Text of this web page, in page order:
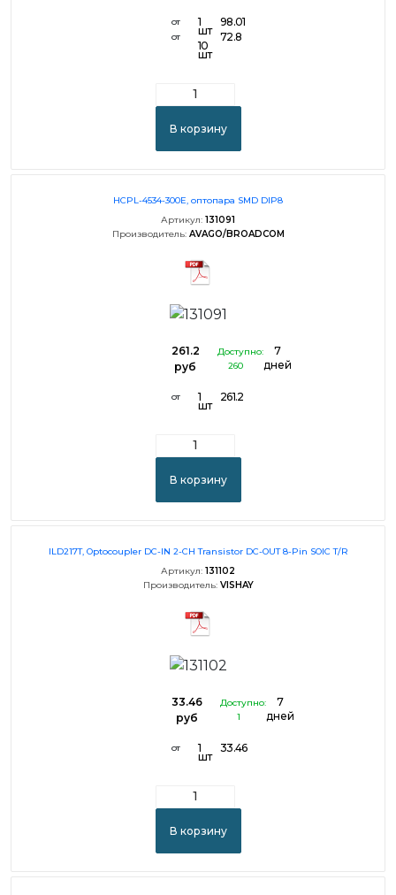
от
от
1
шт
10
шт
98.01
72.8
В корзину
HCPL-4534-300E, оптопара SMD DIP8
Артикул: 131091
Производитель: AVAGO/BROADCOM
261.2
руб
Доступно:
260
7
дней
от 1
шт
261.2
В корзину
ILD217T, Optocoupler DC-IN 2-CH Transistor DC-OUT 8-Pin SOIC T/R
Артикул: 131102
Производитель: VISHAY
33.46
руб
Доступно:
1
7
дней
от 1
шт
33.46
В корзину